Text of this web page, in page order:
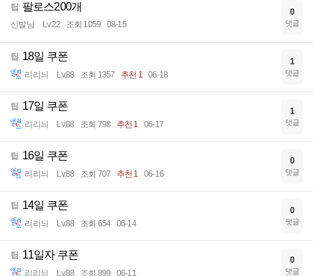
팁 팔로스200개
신발님 Lv.22 조회 1059 08-15
0
댓글
팁 18일 쿠폰
리리늬 Lv.88 조회 1357 추천 1 06-18
1
댓글
팁 17일 쿠폰
리리늬 Lv.88 조회 798 추천 1 06-17
1
댓글
팁 16일 쿠폰
리리늬 Lv.88 조회 707 추천 1 06-16
0
댓글
팁 14일 쿠폰
리리늬 Lv.88 조회 654 06-14
0
댓글
팁 11일자 쿠폰
리리늬 Lv.88 조회 899 06-11
0
댓글